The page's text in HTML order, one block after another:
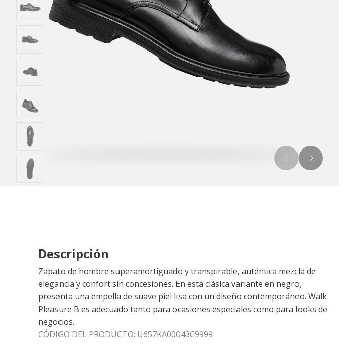
Descripción
Zapato de hombre superamortiguado y transpirable, auténtica mezcla de
elegancia y confort sin concesiones. En esta clásica variante en negro,
presenta una empella de suave piel lisa con un diseño contemporáneo. Walk
Pleasure B es adecuado tanto para ocasiones especiales como para looks de
negocios.
CÓDIGO DEL PRODUCTO: U657KA00043C9999